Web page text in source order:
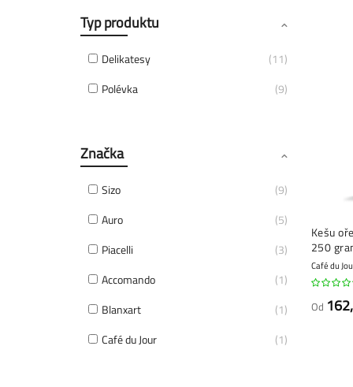
Kešu
250
Café du
Od
Typ produktu
Delikatesy
11
Polévka
9
Značka
Sizo
9
Auro
5
Piacelli
3
Accomando
1
Blanxart
1
Café du Jour
1